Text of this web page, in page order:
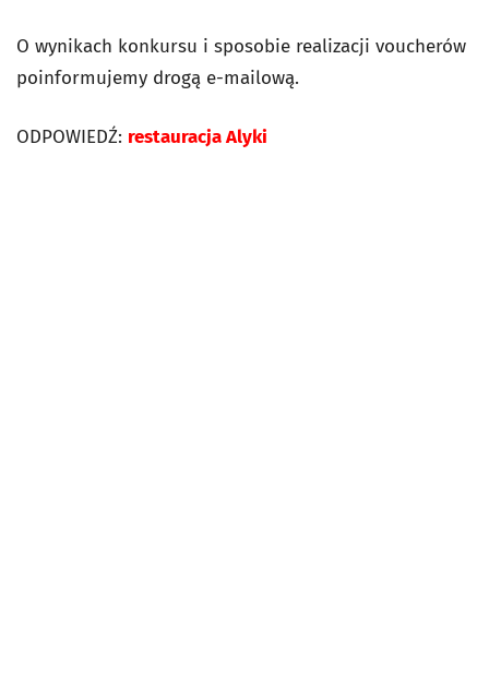
O wynikach konkursu i sposobie realizacji voucherów
poinformujemy drogą e-mailową.
ODPOWIEDŹ: restauracja Alyki